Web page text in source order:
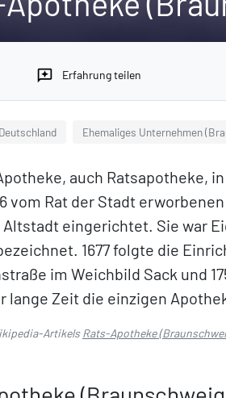
reviews Erfahrung teilen
Ehemaliges Unternehmen
auch Ratsapotheke,
vom Rat der Stadt
eingerichtet. Sie war
1677 folgte die
im Weichbild Sack und
lange Zeit die einzigen
ArtikelsRats-Apotheke